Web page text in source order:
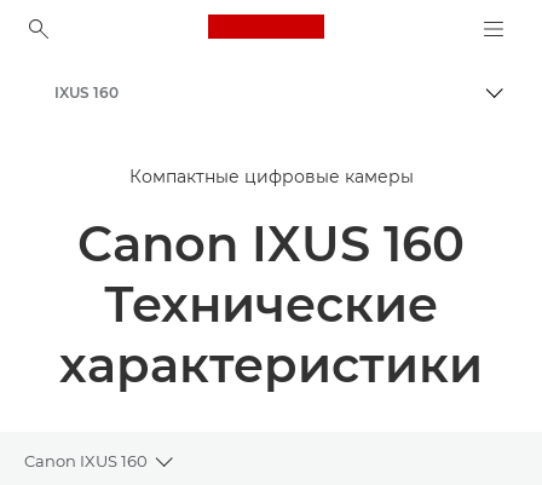
Canon Logo, back to
IXUS 160
Компактные цифровые камеры
Canon IXUS 160
Технические
характеристики
Canon IXUS 160
Toggle breadcrumbs